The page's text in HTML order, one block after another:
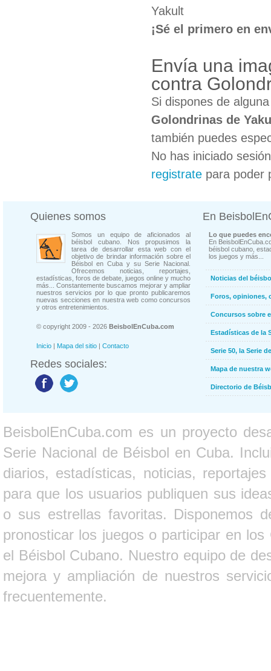
Yakult
¡Sé el primero en
Envía una
contra
Si dispones de
Golondrinas de
también puedes
No has iniciado
registrate para poder
Quienes somos
Somos un equipo de aficionados al
béisbol cubano. Nos propusimos la
tarea de desarrollar esta web con el
objetivo de brindar información sobre el
Béisbol en Cuba y su Serie Nacional.
Ofrecemos noticias, reportajes,
estadísticas, foros de debate, juegos online y mucho
más... Constantemente buscamos mejorar y ampliar
nuestros servicios por lo que pronto publicaremos
nuevas secciones en nuestra web como concursos
y otros entretenimientos.
© copyright 2009 - 2026 BeisbolEnCuba.com
Inicio | Mapa del sitio | Contacto
Redes sociales:
En
Lo que puedes
En
béisbol cubano,
los juegos y más...
Noticias del
Foros, opiniones,
Concursos sobre
Estadísticas de la
Serie 50, la Serie
Mapa de nuestra
Directorio de
BeisbolEnCuba.com es un proyecto
Serie Nacional de Béisbol en Cuba.
diarios, estadísticas, noticias,
para que los usuarios publiquen sus
o sus estrellas favoritas. Disponemos
pronosticar los juegos o participar en
el Béisbol Cubano. Nuestro equipo de
mejora y ampliación de nuestros
frecuentemente.